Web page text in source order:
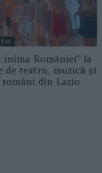
României” la
de teatru, muzică și
din Lazio